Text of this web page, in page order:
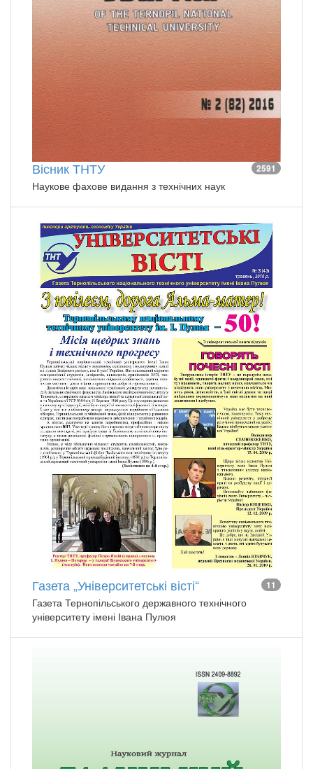
Вісник ТНТУ 2591
Наукове фахове видання з технічних наук
Газета „Університетські вісті“ 11
Газета Тернопільського державного технічного
університету імені Івана Пулюя